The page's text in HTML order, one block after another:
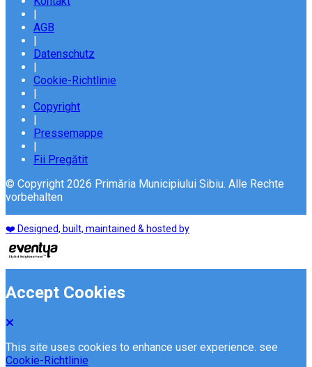
AGB
Datenschutz
Cookie-Richtlinie
Copyright
Pressemappe
Fii Pregătit
© Copyright 2026 Primăria Municipiului Sibiu. Alle Rechte
vorbehalten
❤️ Designed, built, maintained & hosted by
Accept Cookies
This site uses cookies to enhance user experience. see
Cookie-Richtlinie